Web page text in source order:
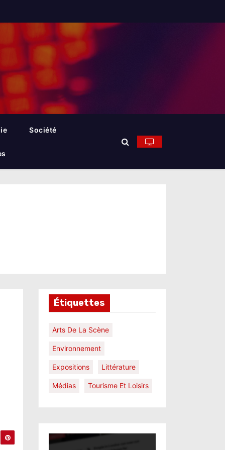
Société
Étiquettes
Arts De La Scène
Environnement
Expositions Littérature
Médias Tourisme Et Loisirs